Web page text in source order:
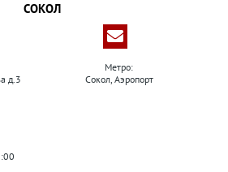
СОКОЛ
д.3
Метро:
Сокол, Аэропорт